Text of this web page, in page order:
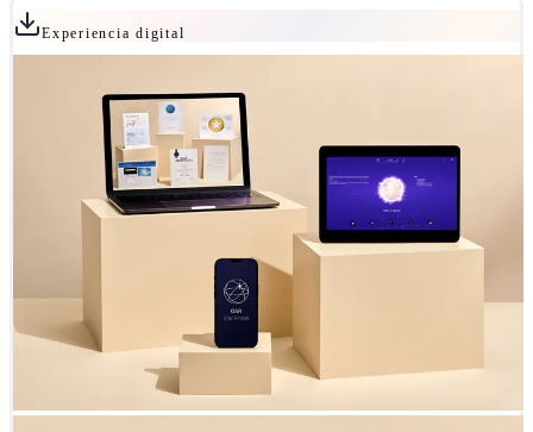
Experiencia digital